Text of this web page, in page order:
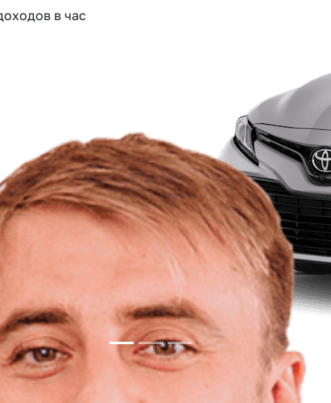
в час
ставка
до 24 месяцев
Срок кредитования